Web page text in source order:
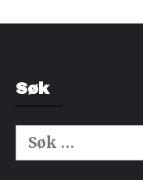
Søk
Søk
etter: